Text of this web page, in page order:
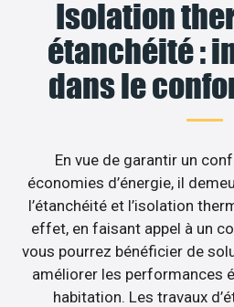
Isolation
étanchéité :
dans le
En vue de garantir un
économies d’énergie, il
l’étanchéité et l’isolation
effet, en faisant appel à un
vous pourrez bénéficier de
améliorer les performances
habitation. Les travaux